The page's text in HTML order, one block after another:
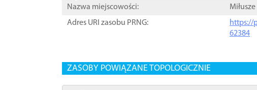
Nazwa miejscowości:
Miłusze
Adres URI zasobu PRNG:
https://
62384
ZASOBY POWIĄZANE TOPOLOGICZNIE